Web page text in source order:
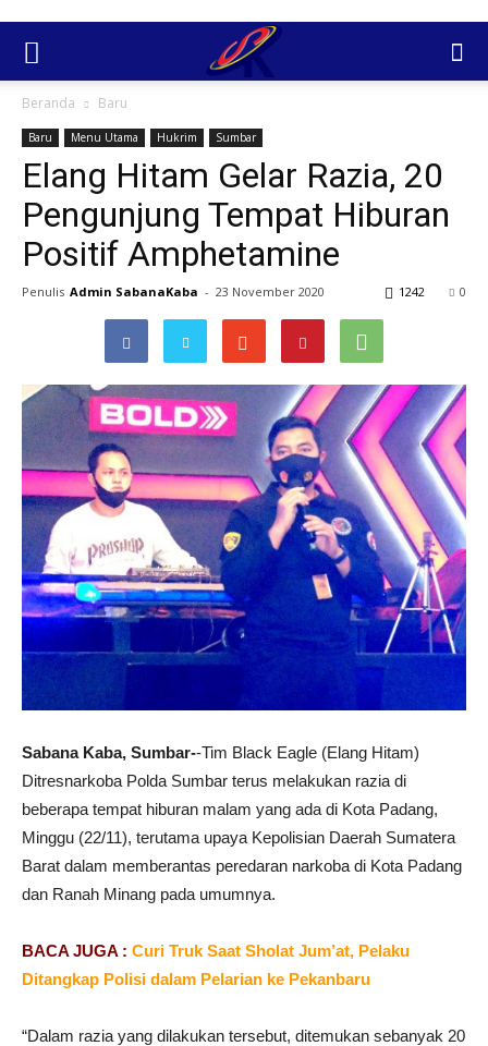
Beranda Baru
Baru Menu Utama Hukrim Sumbar
Elang Hitam Gelar Razia, 20
Pengunjung Tempat Hiburan
Positif Amphetamine
Penulis Admin SabanaKaba - 23 November 2020 0
1242
Sabana Kaba, Sumbar--Tim Black Eagle (Elang Hitam)
Ditresnarkoba Polda Sumbar terus melakukan razia di
beberapa tempat hiburan malam yang ada di Kota Padang,
Minggu (22/11), terutama upaya Kepolisian Daerah Sumatera
Barat dalam memberantas peredaran narkoba di Kota Padang
dan Ranah Minang pada umumnya.
BACA JUGA : Curi Truk Saat Sholat Jum’at, Pelaku
Ditangkap Polisi dalam Pelarian ke Pekanbaru
“Dalam razia yang dilakukan tersebut, ditemukan sebanyak 20